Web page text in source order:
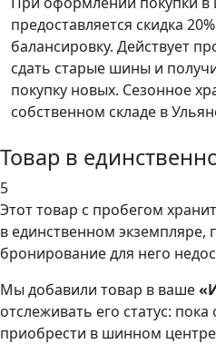
предоставляется скидка
балансировку. Действует
сдать старые шины и
покупку новых. Сезонное
собственном складе в
Товар в
5
Этот товар с пробегом
в единственном экземпляре,
бронирование для него
Мы добавили товар в ваше
отслеживать его статус:
приобрести в шинном